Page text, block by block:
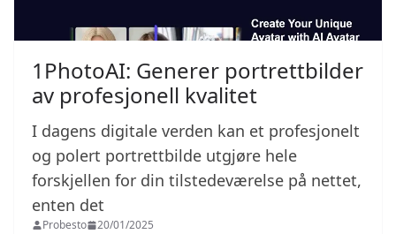
1PhotoAI: Generer portrettbilder
av profesjonell kvalitet
I dagens digitale verden kan et profesjonelt
og polert portrettbilde utgjøre hele
forskjellen for din tilstedeværelse på nettet,
enten det
Probesto 20/01/2025